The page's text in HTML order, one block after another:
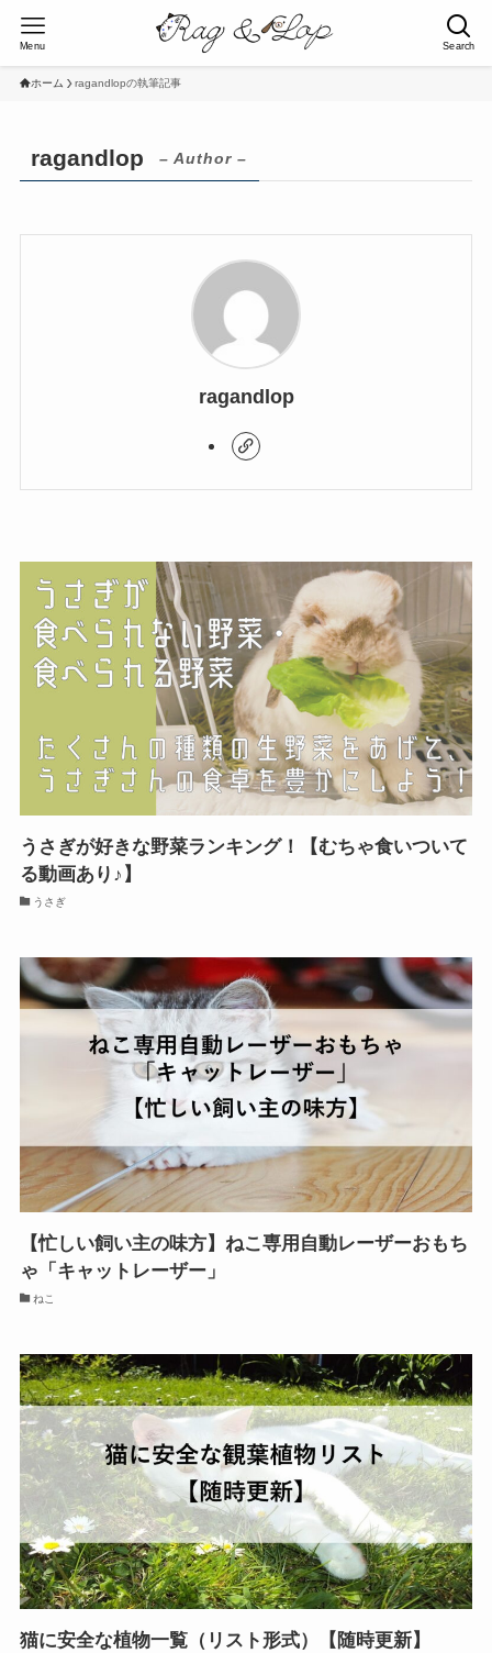
Search
Menu
ホーム ragandlopの執筆記事
ragandlop – Author –
ragandlop
うさぎが好きな野菜ランキング！【むちゃ食いついて
る動画あり♪】
うさぎ
【忙しい飼い主の味方】ねこ専用自動レーザーおもち
ゃ「キャットレーザー」
ねこ
猫に安全な植物一覧（リスト形式）【随時更新】